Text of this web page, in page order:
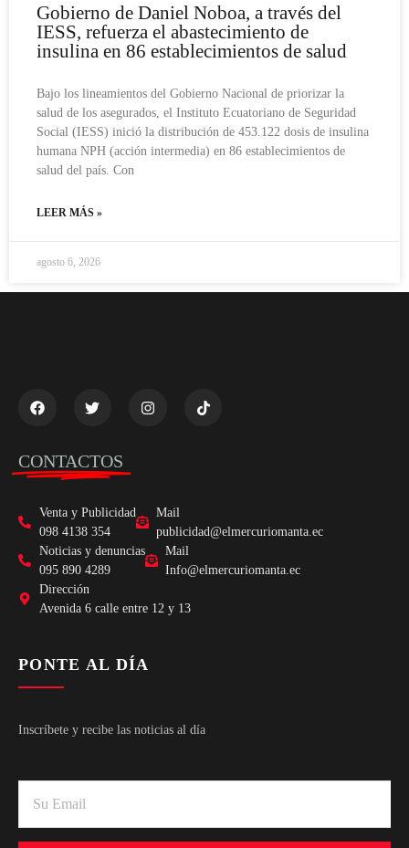
Gobierno de Daniel Noboa, a través del
IESS, refuerza el abastecimiento de
insulina en 86 establecimientos de salud
Bajo los lineamientos del Gobierno Nacional de priorizar la
salud de los asegurados, el Instituto Ecuatoriano de Seguridad
Social (IESS) inició la distribución de 453.122 dosis de insulina
humana NPH (acción intermedia) en 86 establecimientos de
salud del país. Con
LEER MÁS »
agosto 6, 2026
CONTACTOS
Venta y Publicidad
098 4138 354
Mail
publicidad@elmercuriomanta.ec
Noticias y denuncias
095 890 4289
Mail
Info@elmercuriomanta.ec
Dirección
Avenida 6 calle entre 12 y 13
PONTE AL DÍA
Inscríbete y recibe las noticias al día